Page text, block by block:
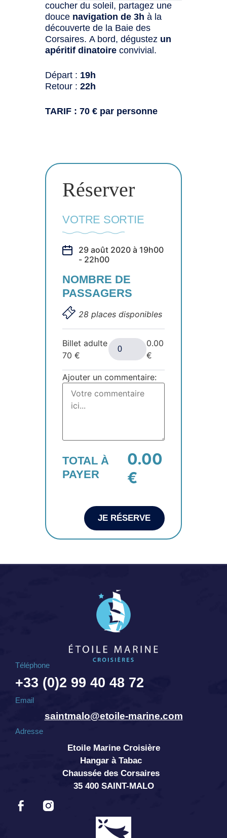
coucher du soleil, partagez une
douce navigation de 3h à la
découverte de la Baie des
Corsaires. A bord, dégustez un
apéritif dinatoire convivial.
Départ : 19h
Retour : 22h
TARIF : 70 € par personne
Réserver
VOTRE SORTIE
29 août 2020 à 19h00
- 22h00
NOMBRE DE
PASSAGERS
28 places disponibles
Billet adulte
70€
0.00
€
Ajouter un commentaire:
TOTAL À
PAYER
0.00
€
JE RÉSERVE
Téléphone
+33 (0)2 99 40 48 72
Email
saintmalo@etoile-marine.com
Adresse
Etoile Marine Croisière
Hangar à Tabac
Chaussée des Corsaires
35 400 SAINT-MALO